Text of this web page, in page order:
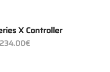
X Controller
234.00€Preisspanne:
109.00€